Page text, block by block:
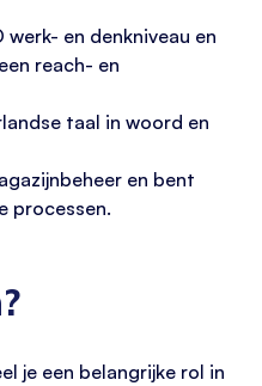
en denkniveau en
reach- en
taal in woord en
en bent
processen.
je een belangrijke rol in